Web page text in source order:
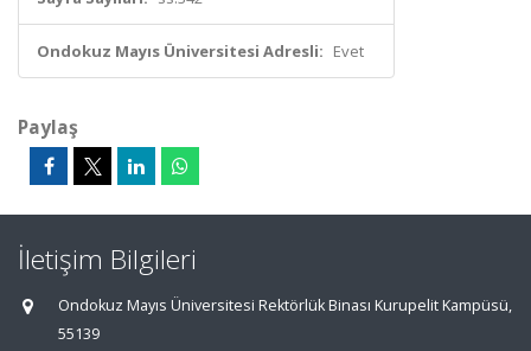
Ondokuz Mayıs Üniversitesi Adresli: Evet
Paylaş
İletişim Bilgileri
Ondokuz Mayıs Üniversitesi Rektörlük Binası Kurupelit Kampüsü,
55139